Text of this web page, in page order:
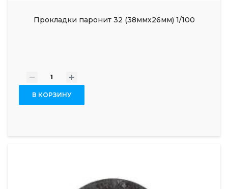
Прокладки паронит 32 (38ммx26мм) 1/100
- +
В КОРЗИНУ